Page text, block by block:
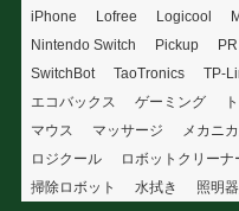
iPhone
Lofree Logicool
Nintendo Switch
Pickup PR
SwitchBot
TaoTronics TP-
エコバックス
ゲーミング
マウス
マッサージ メカニ
ロジクール
ロボットクリーナ
掃除ロボット
水拭き 照明